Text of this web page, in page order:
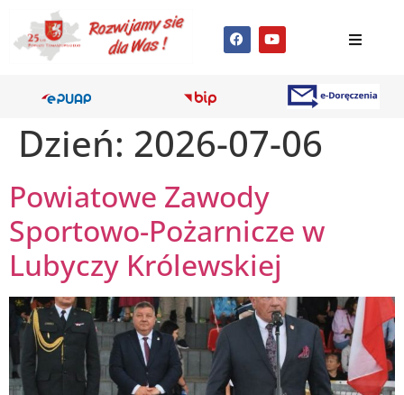
Dzień: 2026-07-06
Powiatowe Zawody
Sportowo-Pożarnicze w
Lubyczy Królewskiej